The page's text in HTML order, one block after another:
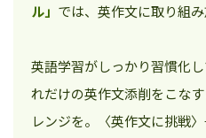
ル」 では、英作文に取り組み
英語学習がしっかり習慣化
れだけの英作文添削をこな
レンジを。〈英作文に挑戦